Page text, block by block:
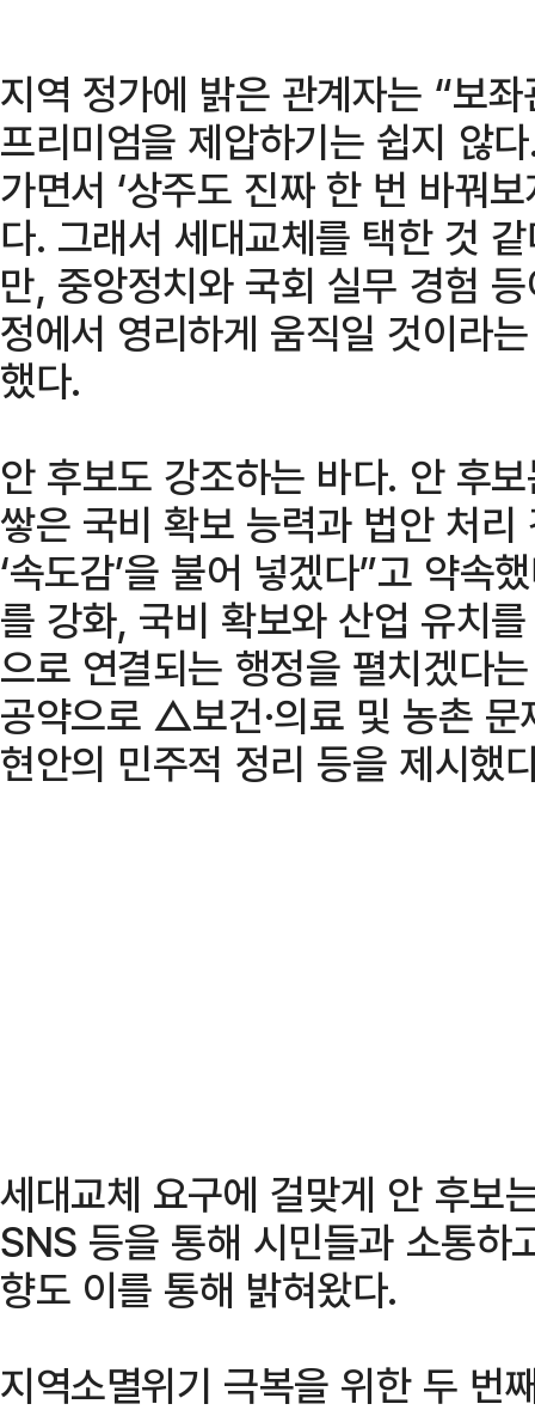
지역 정가에 밝은 관계자는 “보
프리미엄을 제압하기는 쉽지 않
가면서 ‘상주도 진짜 한 번 바꿔
다. 그래서 세대교체를 택한 것
만, 중앙정치와 국회 실무 경험
정에서 영리하게 움직일 것이라
했다.
안 후보도 강조하는 바다. 안 후
쌓은 국비 확보 능력과 법안 처
‘속도감’을 불어 넣겠다”고 약속
를 강화, 국비 확보와 산업 유치
으로 연결되는 행정을 펼치겠다
공약으로 △보건·의료 및 농촌
현안의 민주적 정리 등을 제시했
세대교체 요구에 걸맞게 안 후보
SNS 등을 통해 시민들과 소통하
향도 이를 통해 밝혀왔다.
지역소멸위기 극복을 위한 두 번